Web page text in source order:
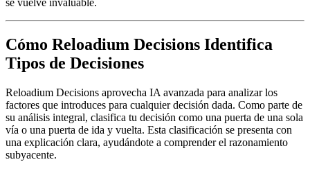
Cómo Reloadium Decisions Identifica
Tipos de Decisiones
Reloadium Decisions aprovecha IA avanzada para analizar los
factores que introduces para cualquier decisión dada. Como parte de
su análisis integral, clasifica tu decisión como una puerta de una sola
vía o una puerta de ida y vuelta. Esta clasificación se presenta con
una explicación clara, ayudándote a comprender el razonamiento
subyacente.